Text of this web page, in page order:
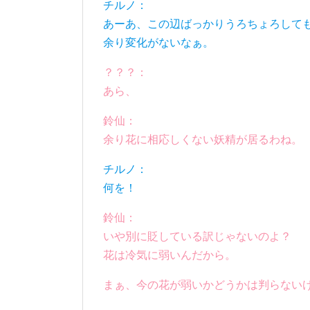
チルノ：
あーあ、この辺ばっかりうろちょろして
余り変化がないなぁ。
？？？：
あら、
鈴仙：
余り花に相応しくない妖精が居るわね。
チルノ：
何を！
鈴仙：
いや別に貶している訳じゃないのよ？
花は冷気に弱いんだから。
まぁ、今の花が弱いかどうかは判らない